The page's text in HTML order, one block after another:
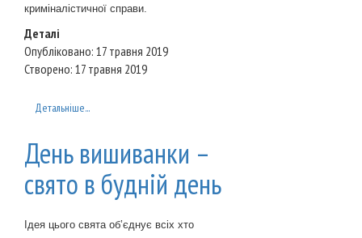
криміналістичної справи.
Деталі
Опубліковано: 17 травня 2019
Створено: 17 травня 2019
Детальніше...
День вишиванки –
свято в будній день
Ідея цього свята об’єднує всіх хто